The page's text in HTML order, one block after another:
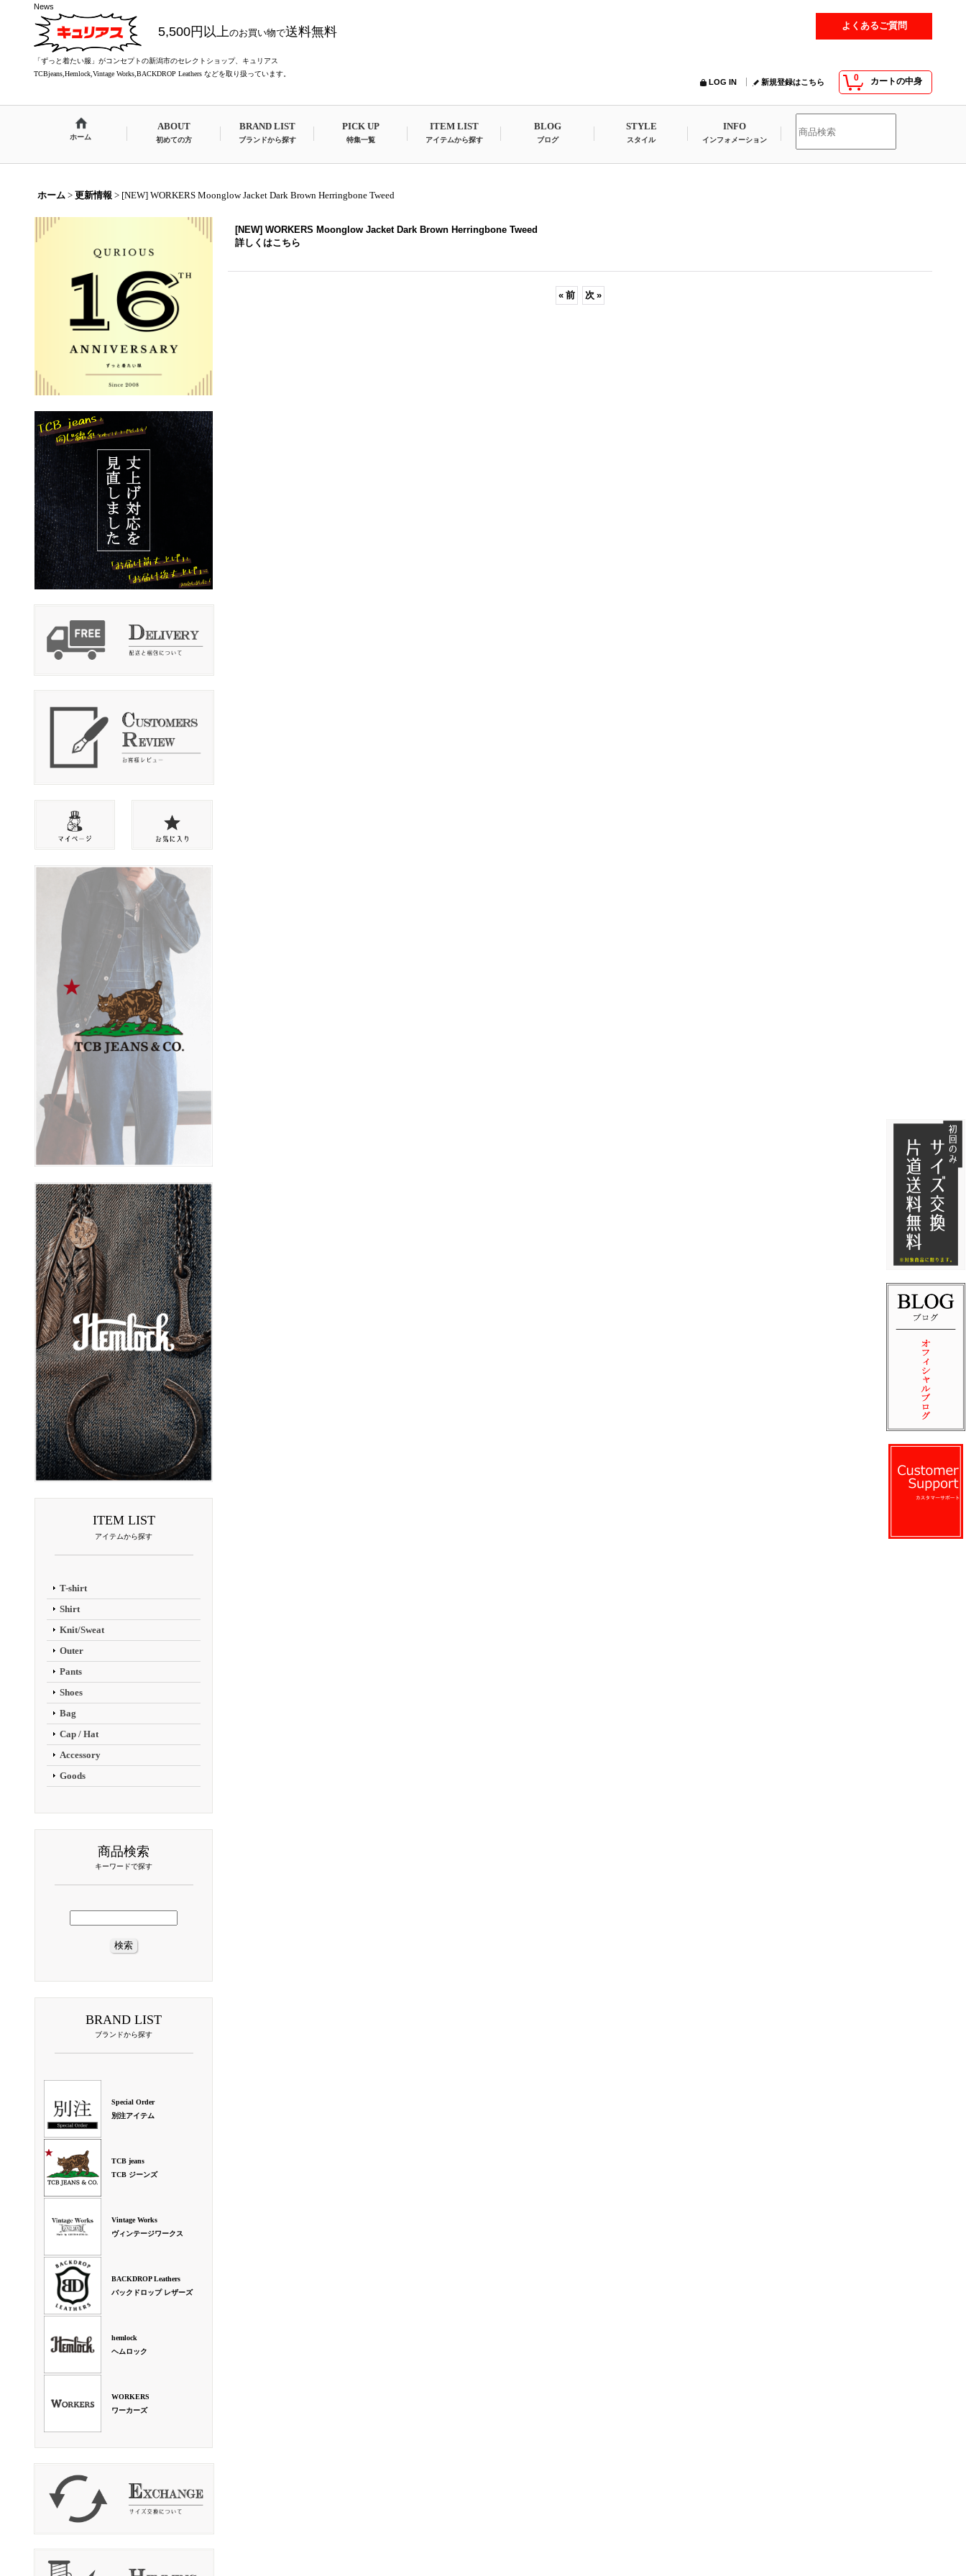
News
5,500円以上のお買い物で送料無料
「ずっと着たい服」がコンセプトの新潟市のセレクトショップ、キュリアス
TCBjeans,Hemlock,Vintage Works,BACKDROP Leathers などを取り扱っています。
よくあるご質問
0 カートの中身
LOG IN 新規登録はこちら
ホーム
ABOUT
初めての方
BRAND LIST
ブランドから探す
PICK UP
特集一覧
ITEM LIST
アイテムから探す
BLOG
ブログ
STYLE
スタイル
INFO
インフォメーション
ホーム > 更新情報 > [NEW] WORKERS Moonglow Jacket Dark Brown Herringbone Tweed
ITEM LIST
アイテムから探す
T-shirt
Shirt
Knit/Sweat
Outer
Pants
Shoes
Bag
Cap / Hat
Accessory
Goods
商品検索
キーワードで探す
BRAND LIST
ブランドから探す
Special Order
別注アイテム
TCB jeans
TCB ジーンズ
Vintage Works
ヴィンテージワークス
BACKDROP Leathers
バックドロップ レザーズ
hemlock
ヘムロック
WORKERS
ワーカーズ
[NEW] WORKERS Moonglow Jacket Dark Brown Herringbone Tweed
詳しくはこちら
« 前 次 »